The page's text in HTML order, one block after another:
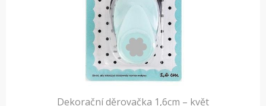
Dekorační děrovačka 1,6cm – květ